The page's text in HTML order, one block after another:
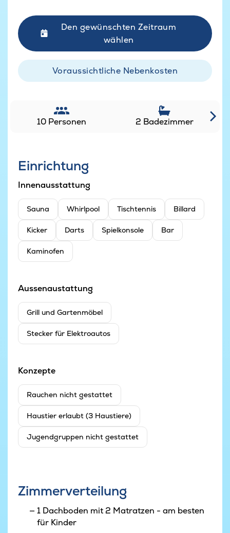
Den gewünschten Zeitraum
wählen
Voraussichtliche Nebenkosten
10 Personen 2 Badezimmer
Einrichtung
Innenausstattung
Sauna Whirlpool Tischtennis Billard
Kicker Darts Spielkonsole Bar
Kaminofen
Aussenaustattung
Grill und Gartenmöbel
Stecker für Elektroautos
Konzepte
Rauchen nicht gestattet
Haustier erlaubt (3 Haustiere)
Jugendgruppen nicht gestattet
Zimmerverteilung
1 Dachboden mit 2 Matratzen - am besten
für Kinder